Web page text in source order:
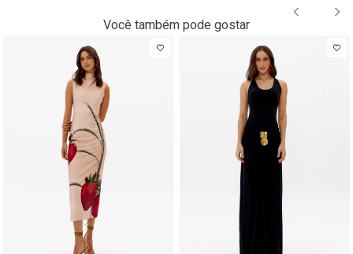
Você também pode gostar